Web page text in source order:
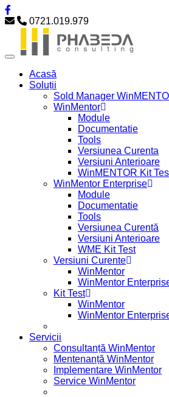
0721.019.979
Acasă
Soluții
Sold Manager
WinMentor
Module
Documentatie
Tools
Versiunea Curenta
Versiuni Anterioare
WinMENTOR Kit
WinMentor Enterprise
Module
Documentatie
Tools
Versiunea Curentă
Versiuni Anterioare
WME Kit Test
Versiuni Curente
WinMentor
WinMentor
Kit Test
WinMentor
WinMentor
Servicii
Consultanță WinMentor
Mentenanță WinMentor
Implementare WinMentor
Service WinMentor